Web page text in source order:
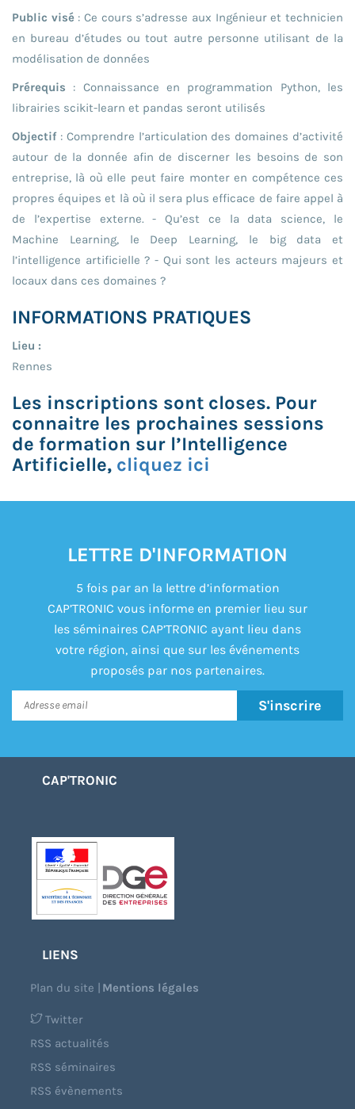
Public visé: Ce cours s’adresse aux Ingénieur et technicien
en bureau d’études ou tout autre personne utilisant de la
modélisation de données
Prérequis : Connaissance en programmation Python, les
librairies scikit-learn et pandas seront utilisés
Objectif: Comprendre l’articulation des domaines d’activité
autour de la donnée afin de discerner les besoins de son
entreprise, là où elle peut faire monter en compétence ces
propres équipes et là où il sera plus efficace de faire appel à
de l’expertise externe. - Qu’est ce la data science, le
Machine Learning, le Deep Learning, le big data et
l’intelligence artificielle ? - Qui sont les acteurs majeurs et
locaux dans ces domaines ?
INFORMATIONS PRATIQUES
Lieu :
Rennes
Les inscriptions sont closes. Pour
connaitre les prochaines sessions
de formation sur l’Intelligence
Artificielle, cliquez ici
LETTRE D'INFORMATION
5 fois par an la lettre d’information
CAP’TRONIC vous informe en premier lieu sur
les séminaires CAP’TRONIC ayant lieu dans
votre région, ainsi que sur les événements
proposés par nos partenaires.
S'inscrire
CAP'TRONIC
LIENS
Plan du site |Mentions légales
Twitter
RSS actualités
RSS séminaires
RSS évènements